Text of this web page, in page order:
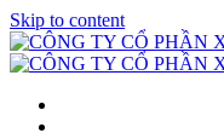
Skip to content